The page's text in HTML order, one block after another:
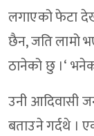
लगाएको फेटा
छैन, जति लामो
ठानेको छु ।‘
उनी आदिवासी
बताउने गर्दथे ।